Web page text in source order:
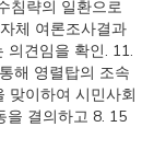
침략의 일환으로
체 여론조사결과
의견임을 확인. 11.
해 영렬탑의 조속
맞이하여 시민사회
을 결의하고 8. 15